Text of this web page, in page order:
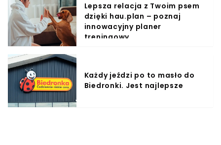
Lepsza relacja z Twoim psem
dzięki hau.plan – poznaj
innowacyjny planer
treningowy
Każdy jeździ po to masło do
Biedronki. Jest najlepsze